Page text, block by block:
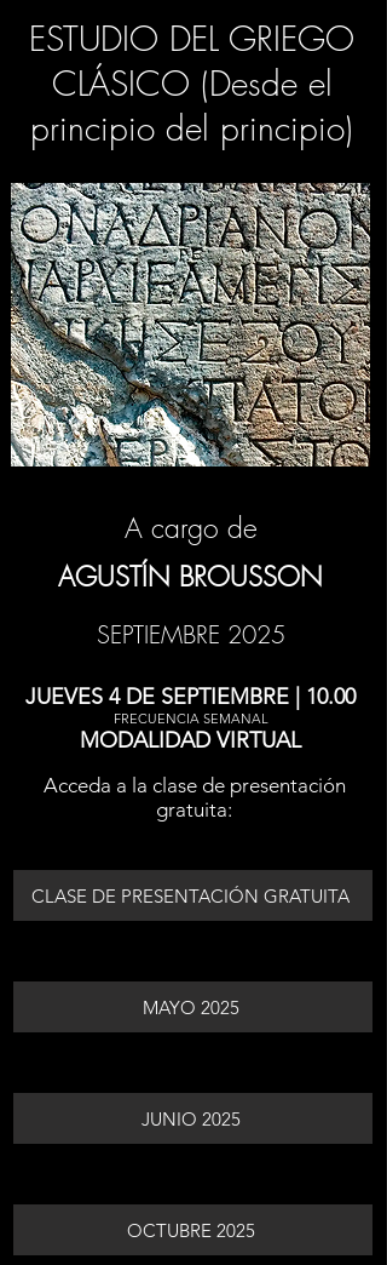
ESTUDIO DEL GRIEGO
CLÁSICO (Desde el
principio del principio)
A cargo de
AGUSTÍN BROUSSON
SEPTIEMBRE 2025
JUEVES 4 DE SEPTIEMBRE | 10.00
FRECUENCIA SEMANAL
MODALIDAD VIRTUAL
Acceda a la clase de presentación
gratuita:
CLASE DE PRESENTACIÓN GRATUITA
MAYO 2025
JUNIO 2025
OCTUBRE 2025